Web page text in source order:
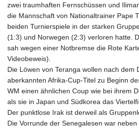
zwei traumhaften Fernschüssen und
die Mannschaft von Nationaltrainer Pape
beiden Turnierspiele in der starken
(1:3) und Norwegen (2:3) verloren hatte.
sah wegen einer Notbremse die Rote
Videobeweis).
Die Löwen von Teranga wollen nach dem
aberkannten Afrika-Cup-Titel zu Beginn
WM einen ähnlichen Coup wie bei ihrem
als sie in Japan und Südkorea das
Der punktlose Irak ist derweil als
Die Vorrunde der Senegalesen war